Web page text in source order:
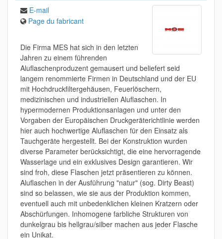
E-mail
Page du fabricant
Die Firma MES hat sich in den letzten
Jahren zu einem führenden
Aluflaschenproduzent gemausert und beliefert seid
langem renommierte Firmen in Deutschland und der EU
mit Hochdruckfiltergehäusen, Feuerlöschern,
medizinischen und industriellen Aluflaschen. In
hypermodernen Produktionsanlagen und unter den
Vorgaben der Europäischen Druckgeräterichtlinie werden
hier auch hochwertige Aluflaschen für den Einsatz als
Tauchgeräte hergestellt. Bei der Konstruktion wurden
diverse Parameter berücksichtigt, die eine hervorragende
Wasserlage und ein exklusives Design garantieren. Wir
sind froh, diese Flaschen jetzt präsentieren zu können.
Aluflaschen in der Ausführung "natur" (sog. Dirty Beast)
sind so belassen, wie sie aus der Produktion kommen,
eventuell auch mit unbedenklichen kleinen Kratzern oder
Abschürfungen. Inhomogene farbliche Strukturen von
dunkelgrau bis hellgrau/silber machen aus jeder Flasche
ein Unikat.